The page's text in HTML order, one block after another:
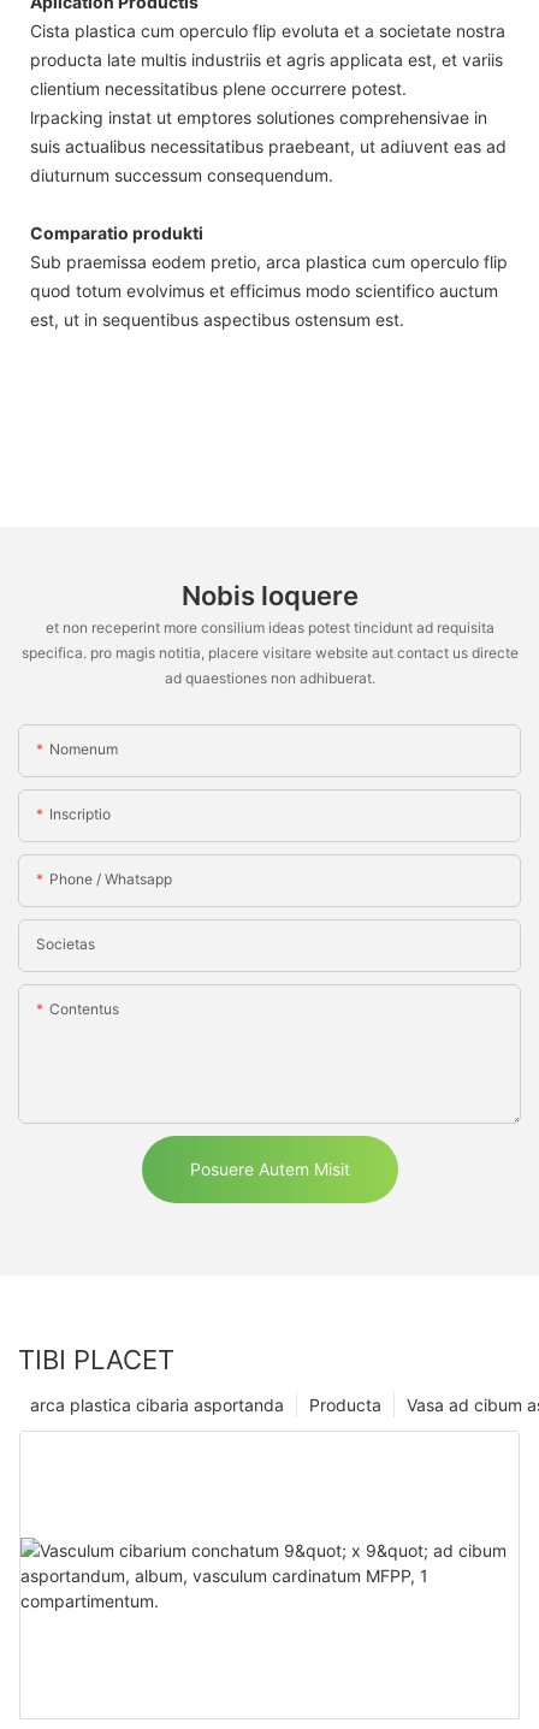
Cista plastica cum operculo flip evoluta et a societate nostra
producta late multis industriis et agris applicata est, et variis
clientium necessitatibus plene occurrere potest.
lrpacking instat ut emptores solutiones comprehensivae in
suis actualibus necessitatibus praebeant, ut adiuvent eas ad
diuturnum successum consequendum.
Comparatio produkti
Sub praemissa eodem pretio, arca plastica cum operculo flip
quod totum evolvimus et efficimus modo scientifico auctum
est, ut in sequentibus aspectibus ostensum est.
Nobis loquere
et non receperint more consilium ideas potest tincidunt ad requisita
specifica. pro magis notitia, placere visitare website aut contact us directe
ad quaestiones non adhibuerat.
Nomenum
Inscriptio
Phone / Whatsapp
Societas
Contentus
Posuere Autem Misit
TIBI PLACET
Vasa ad cibum
Producta
arca plastica cibaria asportanda